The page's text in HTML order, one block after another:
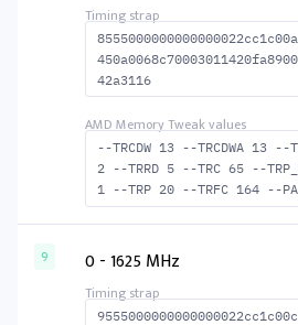
42a3116
--TRCDW 13 --TRCDWA 13 --
2 --TRRD 5 --TRC 65 --
1 --TRP 20 --TRFC 164 --
A 0 --TFAW 8 --TCRCRL 3 --
MACTWR 52 --RAS2RAS 164
9 0 - 1625 MHz